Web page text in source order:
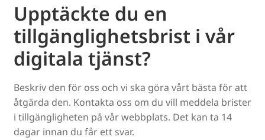
Upptäckte du en
tillgänglighetsbrist i vår
digitala tjänst?
Beskriv den för oss och vi ska göra vårt bästa för att
åtgärda den. Kontakta oss om du vill meddela brister
i tillgängligheten på vår webbplats. Det kan ta 14
dagar innan du får ett svar.